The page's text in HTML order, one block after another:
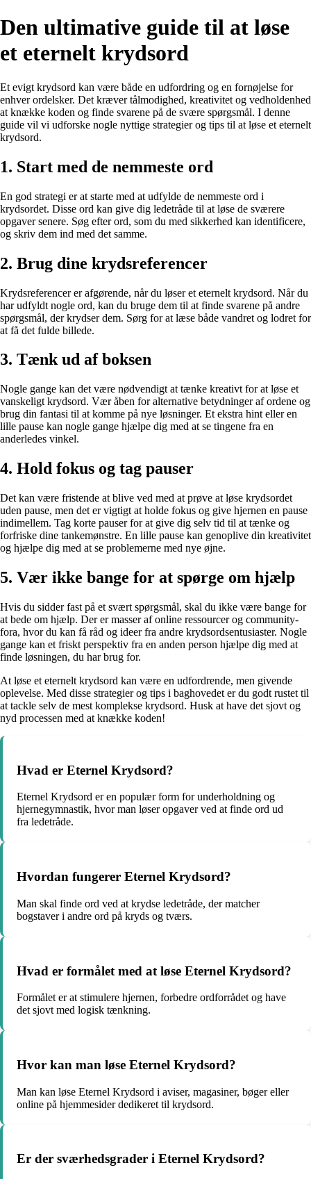
Den ultimative guide til at løse
et eternelt krydsord
Et evigt krydsord kan være både en udfordring og en fornøjelse for
enhver ordelsker. Det kræver tålmodighed, kreativitet og vedholdenhed
at knække koden og finde svarene på de svære spørgsmål. I denne
guide vil vi udforske nogle nyttige strategier og tips til at løse et eternelt
krydsord.
1. Start med de nemmeste ord
En god strategi er at starte med at udfylde de nemmeste ord i
krydsordet. Disse ord kan give dig ledetråde til at løse de sværere
opgaver senere. Søg efter ord, som du med sikkerhed kan identificere,
og skriv dem ind med det samme.
2. Brug dine krydsreferencer
Krydsreferencer er afgørende, når du løser et eternelt krydsord. Når du
har udfyldt nogle ord, kan du bruge dem til at finde svarene på andre
spørgsmål, der krydser dem. Sørg for at læse både vandret og lodret for
at få det fulde billede.
3. Tænk ud af boksen
Nogle gange kan det være nødvendigt at tænke kreativt for at løse et
vanskeligt krydsord. Vær åben for alternative betydninger af ordene og
brug din fantasi til at komme på nye løsninger. Et ekstra hint eller en
lille pause kan nogle gange hjælpe dig med at se tingene fra en
anderledes vinkel.
4. Hold fokus og tag pauser
Det kan være fristende at blive ved med at prøve at løse krydsordet
uden pause, men det er vigtigt at holde fokus og give hjernen en pause
indimellem. Tag korte pauser for at give dig selv tid til at tænke og
forfriske dine tankemønstre. En lille pause kan genoplive din kreativitet
og hjælpe dig med at se problemerne med nye øjne.
5. Vær ikke bange for at spørge om hjælp
Hvis du sidder fast på et svært spørgsmål, skal du ikke være bange for
at bede om hjælp. Der er masser af online ressourcer og community-
fora, hvor du kan få råd og ideer fra andre krydsordsentusiaster. Nogle
gange kan et friskt perspektiv fra en anden person hjælpe dig med at
finde løsningen, du har brug for.
At løse et eternelt krydsord kan være en udfordrende, men givende
oplevelse. Med disse strategier og tips i baghovedet er du godt rustet til
at tackle selv de mest komplekse krydsord. Husk at have det sjovt og
nyd processen med at knække koden!
Hvad er Eternel Krydsord?
Eternel Krydsord er en populær form for underholdning og
hjernegymnastik, hvor man løser opgaver ved at finde ord ud
fra ledetråde.
Hvordan fungerer Eternel Krydsord?
Man skal finde ord ved at krydse ledetråde, der matcher
bogstaver i andre ord på kryds og tværs.
Hvad er formålet med at løse Eternel Krydsord?
Formålet er at stimulere hjernen, forbedre ordforrådet og have
det sjovt med logisk tænkning.
Hvor kan man løse Eternel Krydsord?
Man kan løse Eternel Krydsord i aviser, magasiner, bøger eller
online på hjemmesider dedikeret til krydsord.
Er der sværhedsgrader i Eternel Krydsord?